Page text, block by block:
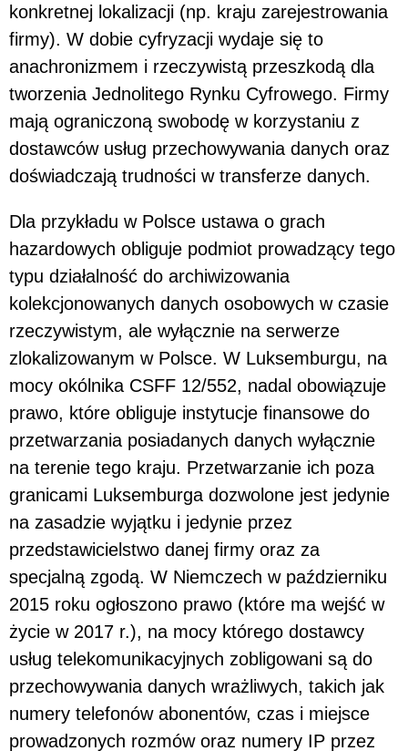
konkretnej lokalizacji (np. kraju zarejestrowania
firmy). W dobie cyfryzacji wydaje się to
anachronizmem i rzeczywistą przeszkodą dla
tworzenia Jednolitego Rynku Cyfrowego. Firmy
mają ograniczoną swobodę w korzystaniu z
dostawców usług przechowywania danych oraz
doświadczają trudności w transferze danych.
Dla przykładu w Polsce ustawa o grach
hazardowych obliguje podmiot prowadzący tego
typu działalność do archiwizowania
kolekcjonowanych danych osobowych w czasie
rzeczywistym, ale wyłącznie na serwerze
zlokalizowanym w Polsce. W Luksemburgu, na
mocy okólnika CSFF 12/552, nadal obowiązuje
prawo, które obliguje instytucje finansowe do
przetwarzania posiadanych danych wyłącznie
na terenie tego kraju. Przetwarzanie ich poza
granicami Luksemburga dozwolone jest jedynie
na zasadzie wyjątku i jedynie przez
przedstawicielstwo danej firmy oraz za
specjalną zgodą. W Niemczech w październiku
2015 roku ogłoszono prawo (które ma wejść w
życie w 2017 r.), na mocy którego dostawcy
usług telekomunikacyjnych zobligowani są do
przechowywania danych wrażliwych, takich jak
numery telefonów abonentów, czas i miejsce
prowadzonych rozmów oraz numery IP przez